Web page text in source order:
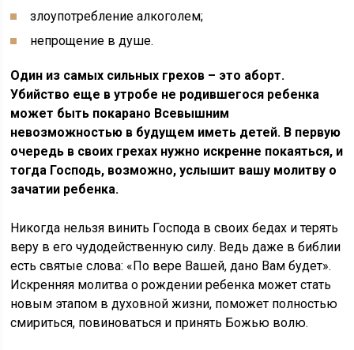
злоупотребление алкоголем;
непрощение в душе.
Один из самых сильных грехов – это аборт.
Убийство еще в утробе не родившегося ребенка
может быть покарано Всевышним
невозможностью в будущем иметь детей. В первую
очередь в своих грехах нужно искренне покаяться, и
тогда Господь, возможно, услышит вашу молитву о
зачатии ребенка.
Никогда нельзя винить Господа в своих бедах и терять
веру в его чудодейственную силу. Ведь даже в библии
есть святые слова: «По вере Вашей, дано Вам будет».
Искренняя молитва о рождении ребенка может стать
новым этапом в духовной жизни, поможет полностью
смириться, повиноваться и принять Божью волю.